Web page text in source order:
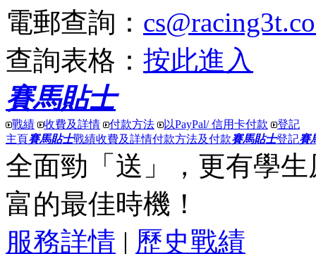
電郵查詢 ：
查詢表格 ： 按此進入
賽馬貼士
戰績 收費及詳情 付款方法 以PayPal/ 信用卡付款
登記
主頁賽馬貼士戰績收費及詳情付款方法及付款賽馬貼士登記賽
全面勁「送」 ，更有學生
富的最佳時機！
服務詳情 | 歷史戰績